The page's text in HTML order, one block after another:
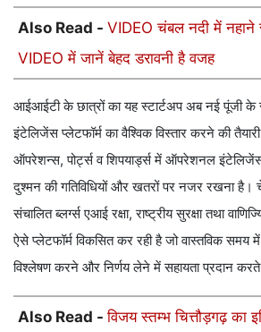
Also Read - VIDEO चंबल नदी में नहाने
VIDEO में जानें बेहद डरावनी है वजह
आईआईटी के छात्रों का यह स्टार्टअप अब नई पूंजी
इंटेलिजेंस प्लेटफॉर्म का वैश्विक विस्तार करने की
ऑपरेशन्स, पोर्ट्स व शिपयार्ड्स में ऑपरेशनल
दुश्मन की गतिविधियों और खतरों पर नजर रखना
संचालित ब्लर्ग्स एआई रक्षा, राष्ट्रीय सुरक्षा तथा
ऐसे प्लेटफॉर्म विकसित कर रही है जो वास्तविक समय
विश्लेषण करने और निर्णय लेने में सहायता प्रदान
Also Read -विजय स्तम्भ चित्तौड़गढ़ का